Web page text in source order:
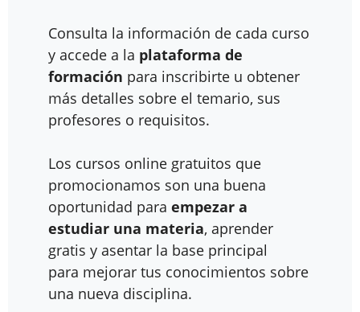
Consulta la información de cada curso
y accede a la plataforma de
formación para inscribirte u obtener
más detalles sobre el temario, sus
profesores o requisitos.
Los cursos online gratuitos que
promocionamos son una buena
oportunidad para empezar a
estudiar una materia, aprender
gratis y asentar la base principal
para mejorar tus conocimientos sobre
una nueva disciplina.